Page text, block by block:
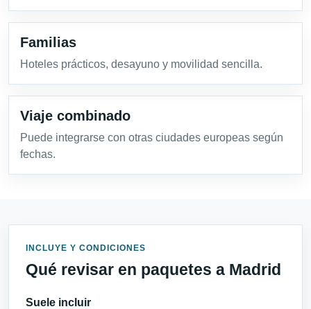
Familias
Hoteles prácticos, desayuno y movilidad sencilla.
Viaje combinado
Puede integrarse con otras ciudades europeas según
fechas.
INCLUYE Y CONDICIONES
Qué revisar en paquetes a Madrid
Suele incluir